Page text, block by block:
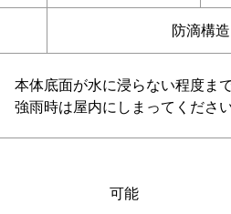
防滴構造
本体底面が水に浸らない程度ま
強雨時は屋内にしまってくださ
可能